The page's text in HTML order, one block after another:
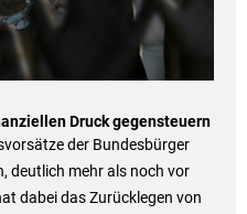
Druck gegensteuern
der Bundesbürger
deutlich mehr als noch vor
dabei das Zurücklegen von